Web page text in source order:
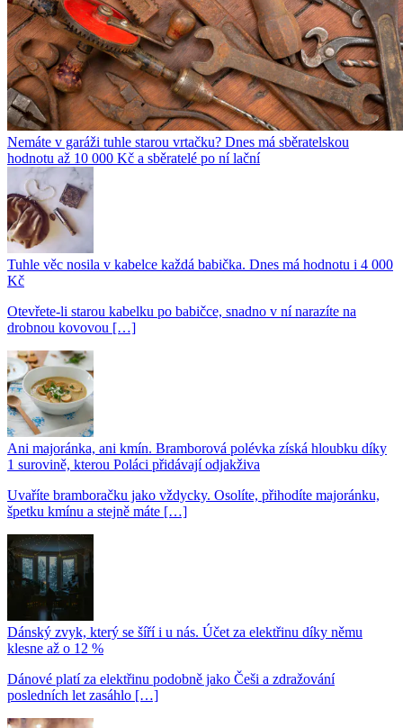
Nemáte v garáži tuhle starou vrtačku? Dnes má sběratelskou
hodnotu až 10 000 Kč a sběratelé po ní lační
Tuhle věc nosila v kabelce každá babička. Dnes má hodnotu i 4 000
Kč
Otevřete-li starou kabelku po babičce, snadno v ní narazíte na
drobnou kovovou […]
Ani majoránka, ani kmín. Bramborová polévka získá hloubku díky
1 surovině, kterou Poláci přidávají odjakživa
Uvaříte bramboračku jako vždycky. Osolíte, přihodíte majoránku,
špetku kmínu a stejně máte […]
Dánský zvyk, který se šíří i u nás. Účet za elektřinu díky němu
klesne až o 12 %
Dánové platí za elektřinu podobně jako Češi a zdražování
posledních let zasáhlo […]